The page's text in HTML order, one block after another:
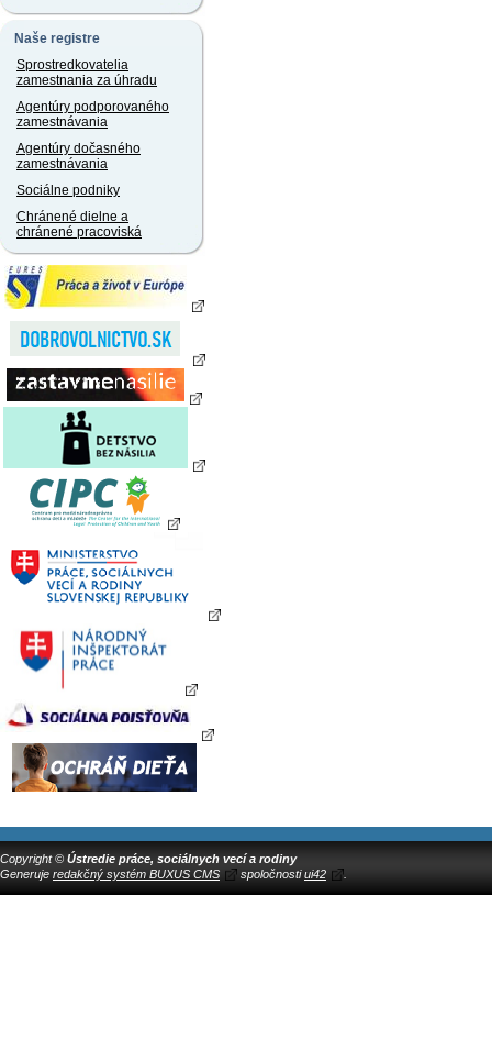
Naše registre
Sprostredkovatelia
zamestnania za úhradu
Agentúry podporovaného
zamestnávania
Agentúry dočasného
zamestnávania
Sociálne podniky
Chránené dielne a
chránené pracoviská
Copyright © Ústredie práce, sociálnych vecí a rodiny
Generuje redakčný systém BUXUS CMS spoločnostiui42